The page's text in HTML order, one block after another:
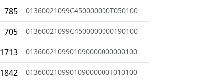
785 01360021099C450000000T050100
705 01360021099C4500000000190100
1713 0136002109901090000000000100
1842 013600210990109000000T010100